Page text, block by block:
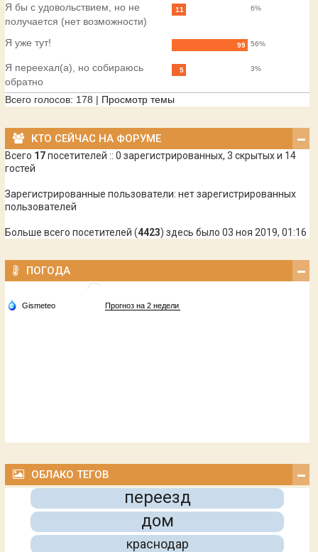
Я бы с удовольствием, но не
получается (нет возможности)
11 6%
Я уже тут! 99 56%
Я переехал(а), но собираюсь
обратно
5 3%
Всего голосов: 178 | Просмотр темы
КТО СЕЙЧАС НА ФОРУМЕ
Всего 17посетителей :: 0 зарегистрированных, 3 скрытых и 14
гостей
Зарегистрированные пользователи: нет зарегистрированных
пользователей
Больше всего посетителей (4423) здесь было 03 ноя 2019, 01:16
ПОГОДА
ОБЛАКО ТЕГОВ
переезд
дом
краснодар